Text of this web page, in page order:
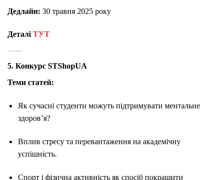
Дедлайн: 30 травня 2025 року
Деталі ТУТ
5. Конкурс STShopUA
Теми статей:
Як сучасні студенти можуть підтримувати ментальне
здоров’я?
Вплив стресу та перевантаження на академічну
успішність.
Спорт і фізична активність як спосіб покращити